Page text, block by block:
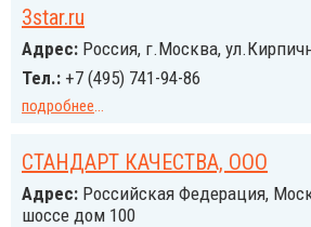
3star.ru
Адрес: Россия, г.Москва,
Тел.: +7 (495) 741-94-86
подробнее...
CТАНДАРТ КАЧЕСТВА, ООО
Адрес: Российcкая Федерация,
шоссе дом 100